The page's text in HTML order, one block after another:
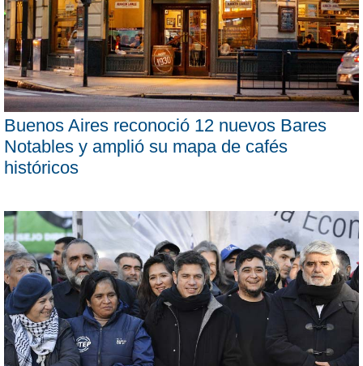
Buenos Aires reconoció 12 nuevos Bares
Notables y amplió su mapa de cafés
históricos